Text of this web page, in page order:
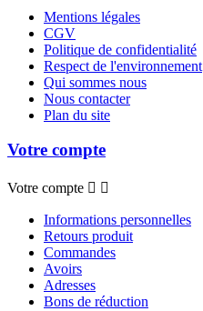
Mentions légales
CGV
Politique de confidentialité
Respect de l'environnement
Qui sommes nous
Nous contacter
Plan du site
Votre compte
Votre compte  
Informations personnelles
Retours produit
Commandes
Avoirs
Adresses
Bons de réduction